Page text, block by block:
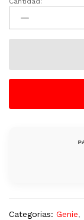
Plataforma
Articulada
GENIE
500
Lb
Nueva
Categorias: Genie,